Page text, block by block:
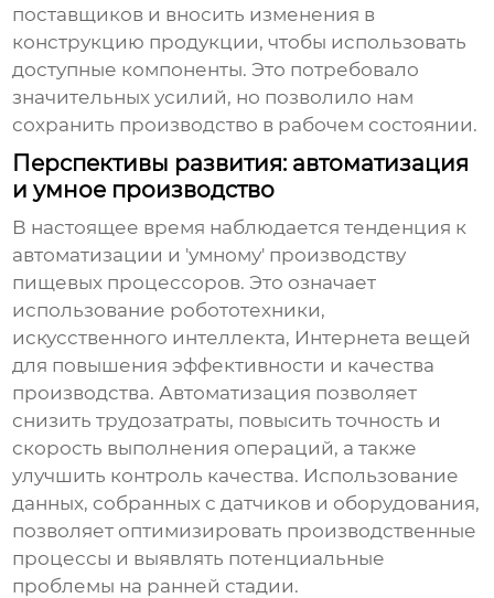
поставщиков и вносить изменения в
конструкцию продукции, чтобы использовать
доступные компоненты. Это потребовало
значительных усилий, но позволило нам
сохранить производство в рабочем состоянии.
Перспективы развития: автоматизация
и умное производство
В настоящее время наблюдается тенденция к
автоматизации и 'умному' производству
пищевых процессоров. Это означает
использование робототехники,
искусственного интеллекта, Интернета вещей
для повышения эффективности и качества
производства. Автоматизация позволяет
снизить трудозатраты, повысить точность и
скорость выполнения операций, а также
улучшить контроль качества. Использование
данных, собранных с датчиков и оборудования,
позволяет оптимизировать производственные
процессы и выявлять потенциальные
проблемы на ранней стадии.